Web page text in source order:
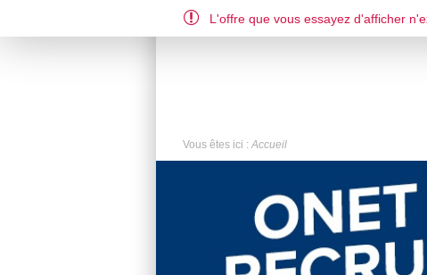
FR US
Vous êtes ici : Accueil
L'offre que vous essayez d'afficher